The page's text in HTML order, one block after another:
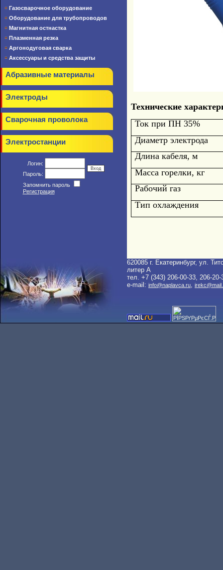
Газосварочное оборудование
Оборудование для трубопроводов
Магнитная остнастка
Плазменная резка
Аргонодуговая сварка
Аксессуары и средства защиты
Абразивные материалы
Электроды
Сварочная проволока
Электростанции
Логин:
Пароль:
Запомнить пароль
Регистрация
Технические
Ток при ПН 35%
Диаметр электрода
Длина кабеля, м
Масса горелки, кг
Рабочий газ
Тип охлаждения
620085 г. Екатеринбург, ул.
литер A
тел. +7 (343) 206-00-33, 206-20-
e-mail: info@naplavca.ru,